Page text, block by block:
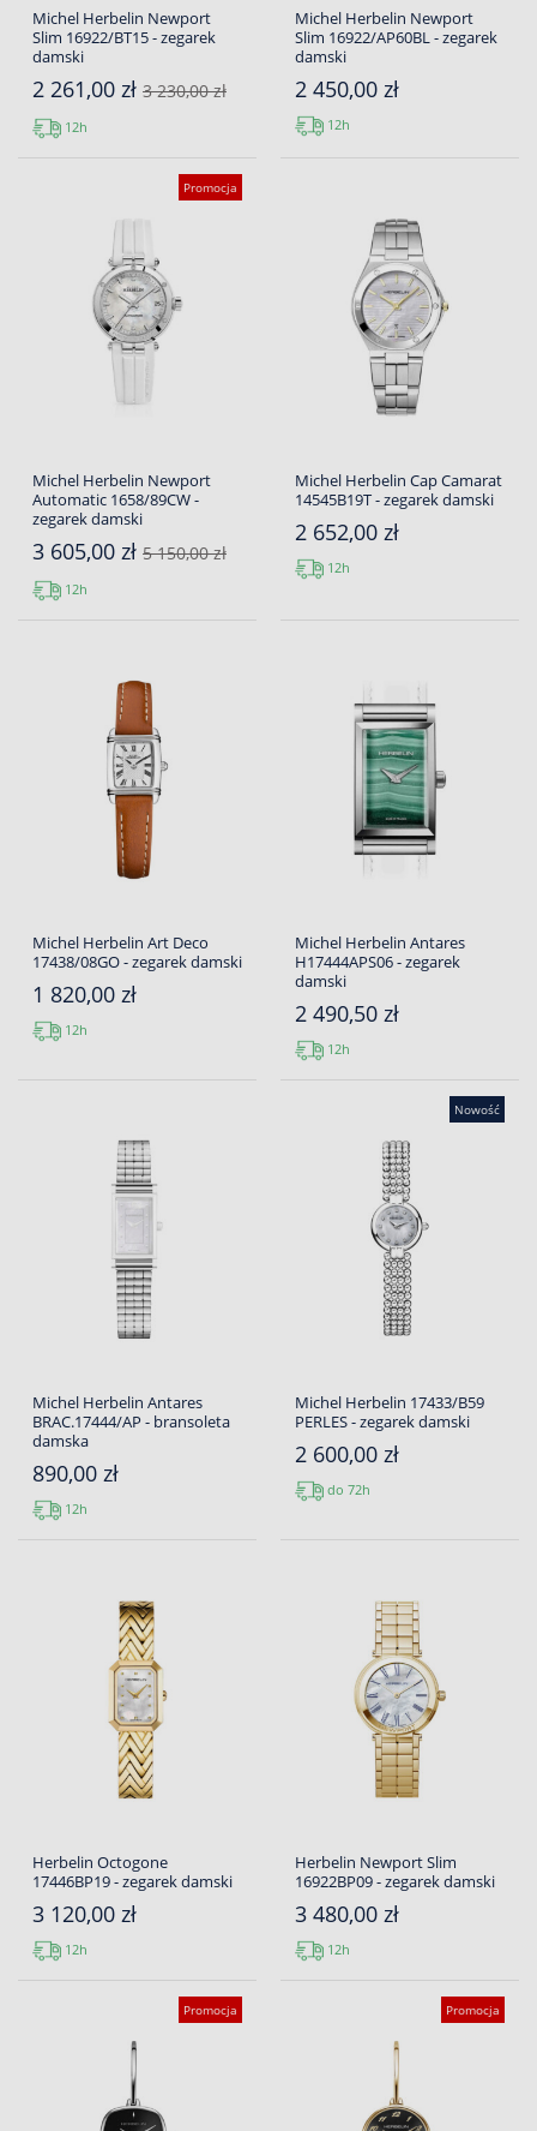
Michel Herbelin Newport
Slim 16922/BT15 - zegarek
damski
2 261,00 zł 3 230,00 zł
12h
Michel Herbelin Newport
Slim 16922/AP60BL - zegarek
damski
2 450,00 zł
12h
Promocja
Michel Herbelin Newport
Automatic 1658/89CW -
zegarek damski
3 605,00 zł 5 150,00 zł
12h
Michel Herbelin Cap Camarat
14545B19T - zegarek damski
2 652,00 zł
12h
Michel Herbelin Art Deco
17438/08GO - zegarek damski
1 820,00 zł
12h
Michel Herbelin Antares
H17444APS06 - zegarek
damski
2 490,50 zł
12h
Michel Herbelin Antares
BRAC.17444/AP - bransoleta
damska
890,00 zł
12h
Nowość
Michel Herbelin 17433/B59
PERLES - zegarek damski
2 600,00 zł
do 72h
Herbelin Octogone
17446BP19 - zegarek damski
3 120,00 zł
12h
Herbelin Newport Slim
16922BP09 - zegarek damski
3 480,00 zł
12h
Promocja Promocja